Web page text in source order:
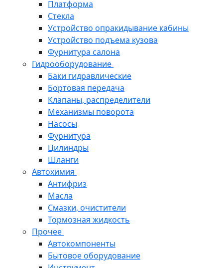
Платформа
Стекла
Устройство опракидывание кабины
Устройство подъема кузова
Фурнитура салона
Гидрооборудование
Баки гидравлические
Бортовая передача
Клапаны, распределители
Механизмы поворота
Насосы
Фурнитура
Цилиндры
Шланги
Автохимия
Антифриз
Масла
Смазки, очистители
Тормозная жидкость
Прочее
Автокомпоненты
Бытовое оборудование